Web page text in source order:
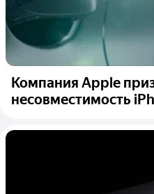
Компания Apple
несовместимость